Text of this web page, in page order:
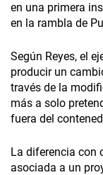
en una primera
en la rambla de
Según Reyes, el
producir un
través de la
más a solo
fuera del
La diferencia con
asociada a un